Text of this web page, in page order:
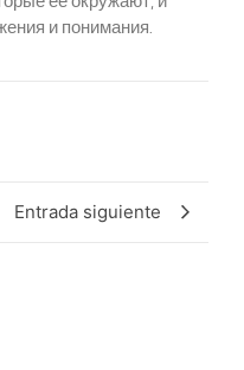
и понимания.
Entrada siguiente